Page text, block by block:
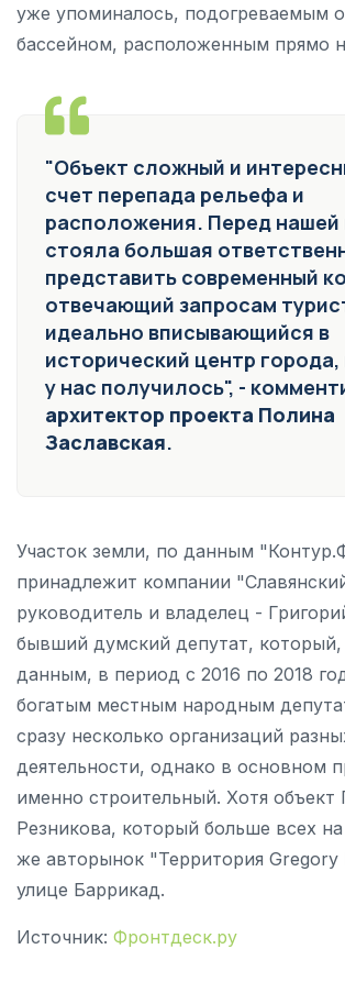
уже упоминалось, подогреваемым
бассейном, расположенным прямо
"Объект сложный и
счет перепада рельефа и
расположения. Перед
стояла большая
представить современный
отвечающий запросам
идеально вписывающийся в
исторический центр
у нас получилось", -
архитектор проекта Полина
Заславская.
Участок земли, по данным
принадлежит компании
руководитель и владелец -
бывший думский депутат,
данным, в период с 2016 по 2018
богатым местным народным
сразу несколько организаций
деятельности, однако в основном
именно строительный. Хотя объект
Резникова, который больше всех
же авторынок "Территория Gregory
улице Баррикад.
Источник: Фронтдеск.ру